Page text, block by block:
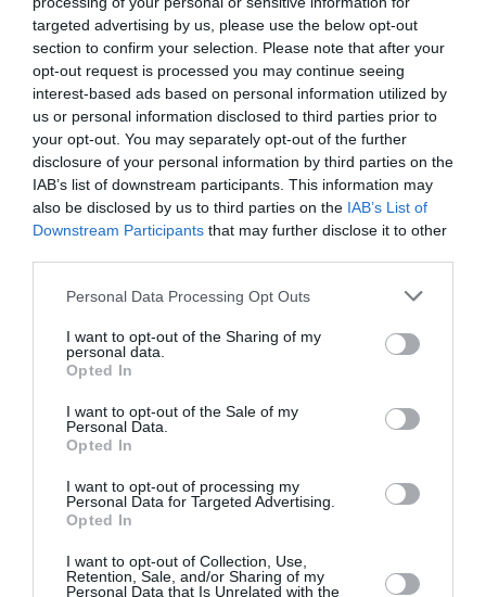
targeted advertising by us, please use the below opt-out
section to confirm your selection. Please note that after your
opt-out request is processed you may continue seeing
interest-based ads based on personal information utilized by
us or personal information disclosed to third parties prior to
your opt-out. You may separately opt-out of the further
disclosure of your personal information by third parties on the
IAB’s list of downstream participants. This information may
also be disclosed by us to third parties on the IAB’s List of
Downstream Participants that may further disclose it to other
Please note that this website/app uses one or more Google
not limited to your visit or usage behaviour. You may click to
grant or deny consent to Google and its third-party tags to
use your data for below specified purposes in below Google
consent section.
Personal Data Processing Opt Outs
I want to opt-out of the Sharing of my
personal data.
Opted In
I want to opt-out of the Sale of my
Personal Data.
Opted In
I want to opt-out of processing my
Personal Data for Targeted Advertising.
Opted In
I want to opt-out of Collection, Use,
Retention, Sale, and/or Sharing of my
Personal Data that Is Unrelated with the
στο Eurogroup επιβεβαιώνει την αξιοπιστία της
Fuel Pass: Ανοιχτή για όλους η πλατφόρμα
ανεξάρτητα από τον λήγοντα αριθμό στο ΑΦΜ
e-ΕΦΚΑ και ΔΥΠΑ: Ο «χάρτης» των πληρωμών έως
τις 17 Απριλίου
Ακολουθήστε το Lykavitos.gr
στο Google News
ειδήσεις
Ροή ειδήσεων
Πώς το πράσινο τσάι μπορεί να υποστηρίξει την υγεία
Υψηλή χοληστερίνη: Οι τροφές που πρέπει να
Σύλληψη γυναίκας για την φωτιά στη Σκύρο